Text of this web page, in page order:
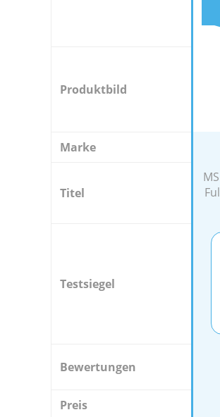
Produktbild
Marke
Titel
Testsiegel
Bewertungen
Preis